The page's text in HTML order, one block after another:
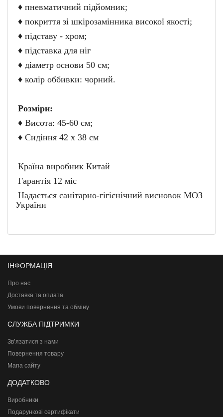
♦ пневматичний підйомник;
♦ покриття зі шкірозамінника високої якості;
♦ підставу - хром;
♦ підставка для ніг
♦ діаметр основи 50 см;
♦ колір оббивки: чорний.
Розміри:
♦ Висота: 45-60 см;
♦ Сидіння 42 х 38 см
Країна виробник Китай
Гарантія 12 міс
Надається санітарно-гігієнічний висновок МОЗ
України
ІНФОРМАЦІЯ
Про нас
Доставка та оплата
Умови повернення та обміну
СЛУЖБА ПІДТРИМКИ
Зв’язатися з нами
Повернення товару
Мапа сайту
ДОДАТКОВО
Виробники
Подарункові сертифікати